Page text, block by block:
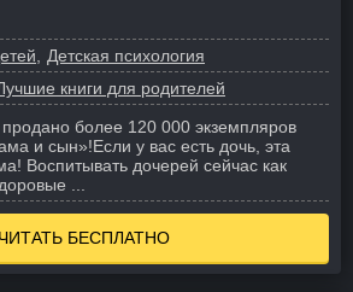
Детская психология
книги для родителей
более 120 000 экземпляров
и сын»!Если у вас есть дочь, эта
Воспитывать дочерей сейчас как
...
ЧИТАТЬ БЕСПЛАТНО